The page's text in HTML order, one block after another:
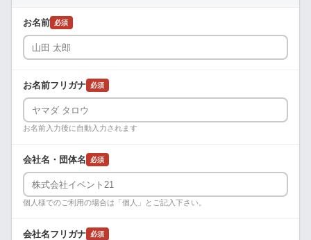
お名前 必須
お名前フリガナ 必須
お名前入力後に自動入力されます
会社名・団体名 必須
個人様でのご利用の場合は「個人」とご記入下さい。
会社名フリガナ 必須